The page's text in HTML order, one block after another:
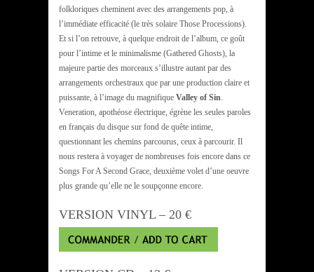
folkloriques cheminent avec des arrangements pop, à
l’immédiate efficacité (le très solaire Those Processions).
Et si l’on retrouve, à quelque endroit de l’album, ce goût
pour l’intime et le minimalisme (Gathered Ghosts), la
majeure partie des morceaux s’illustre autant par des
arrangements orchestraux que par une production claire et
puissante, à l’image du magnifique Valley of Sin
Veneration, apothéose électrique, égrène les seules paroles
en français du disque sur fond de quête intime,
questionnant les chemins parcourus, ceux à parcourir. Il
nous restera à voyager de nombreuses fois encore dans ce
Songs For A Second Grace, deuxième volet d’une oeuvre
plus grande qu’elle ne le soupçonne encore.
VERSION VINYL – 20 €